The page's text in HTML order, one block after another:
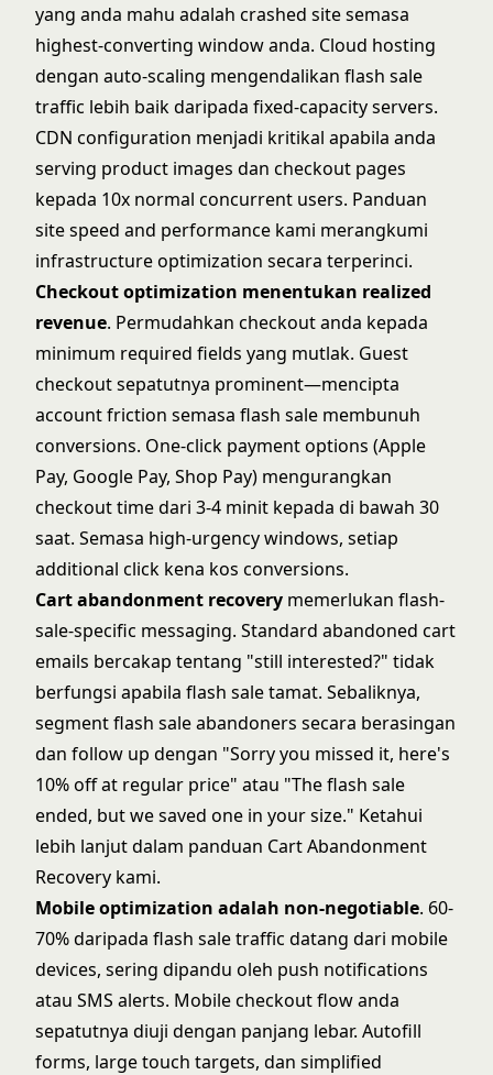
yang anda mahu adalah crashed site semasa
highest-converting window anda. Cloud hosting
dengan auto-scaling mengendalikan flash sale
traffic lebih baik daripada fixed-capacity servers.
CDN configuration menjadi kritikal apabila anda
serving product images dan checkout pages
kepada 10x normal concurrent users. Panduan
site speed and performance kami merangkumi
infrastructure optimization secara terperinci.
Checkout optimization menentukan realized
revenue. Permudahkan checkout anda kepada
minimum required fields yang mutlak. Guest
checkout sepatutnya prominent—mencipta
account friction semasa flash sale membunuh
conversions. One-click payment options (Apple
Pay, Google Pay, Shop Pay) mengurangkan
checkout time dari 3-4 minit kepada di bawah 30
saat. Semasa high-urgency windows, setiap
additional click kena kos conversions.
Cart abandonment recovery memerlukan flash-
sale-specific messaging. Standard abandoned cart
emails bercakap tentang "still interested?" tidak
berfungsi apabila flash sale tamat. Sebaliknya,
segment flash sale abandoners secara berasingan
dan follow up dengan "Sorry you missed it, here's
10% off at regular price" atau "The flash sale
ended, but we saved one in your size." Ketahui
lebih lanjut dalam panduan Cart Abandonment
Recovery kami.
Mobile optimization adalah non-negotiable. 60-
70% daripada flash sale traffic datang dari mobile
devices, sering dipandu oleh push notifications
atau SMS alerts. Mobile checkout flow anda
sepatutnya diuji dengan panjang lebar. Autofill
forms, large touch targets, dan simplified